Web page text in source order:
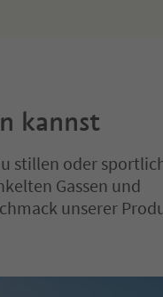
kannst
stillen oder
Gassen und
unserer